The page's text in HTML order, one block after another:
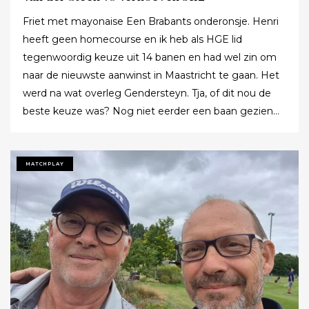
Friet met mayonaise Een Brabants onderonsje. Henri
heeft geen homecourse en ik heb als HGE lid
tegenwoordig keuze uit 14 banen en had wel zin om
naar de nieuwste aanwinst in Maastricht te gaan. Het
werd na wat overleg Gendersteyn. Tja, of dit nou de
beste keuze was? Nog niet eerder een baan gezien
voor meer banen? Ze hebben echt hun best gedaan
om de afslagplaatsen en de greens groen te houden
maar dat leverde weer allerlei andere problemen op (
oa drassigheid rondom en op de greens ) dus
uitdaging volop! Ik denk dat buiten ons iedereen op de
hoogte was : wij waren de enige spelers in de baan!!!
Voor we echt van start gingen nog allebei de
handicaptabellen goed bestudeerd : kijken of er met
MATCHPLAY